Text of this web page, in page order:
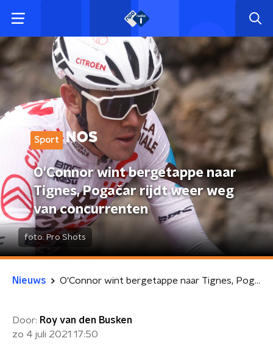
Sport
O'Connor wint bergetappe naar
Tignes, Pogačar rijdt weer weg
van concurrenten
foto: Pro Shots
Nieuws O'Connor wint bergetappe naar Tignes, Pogačar rijdt weer weg van concurrenten
Door: Roy van den Busken
zo 4 juli 2021 17:50